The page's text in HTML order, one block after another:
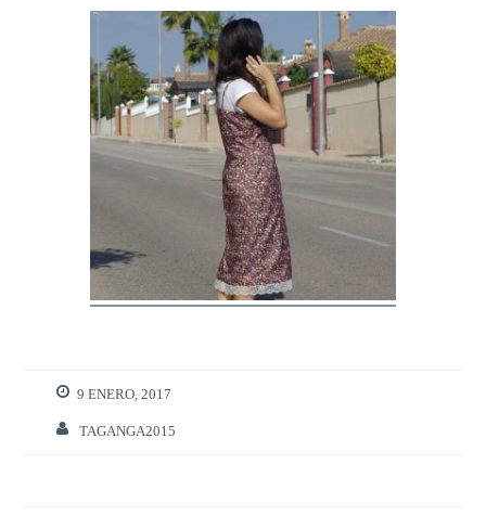
9 ENERO, 2017
TAGANGA2015